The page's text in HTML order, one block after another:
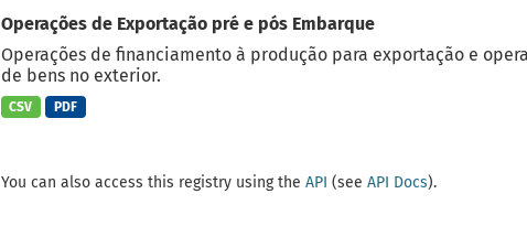
Operações de Exportação pré e pós Embarque
Operações de financiamento à produção para exportação e
de bens no exterior.
CSV PDF
You can also access this registry using the API (see API Docs).